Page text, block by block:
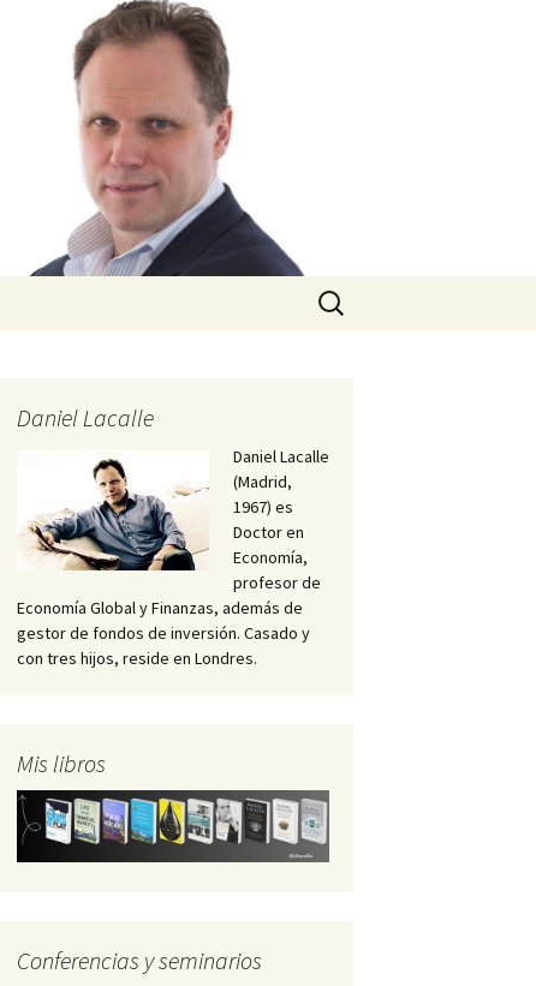
Buscar:
Daniel Lacalle
Daniel Lacalle
(Madrid,
1967) es
Doctor en
Economía,
profesor de
Economía Global y Finanzas, además de
gestor de fondos de inversión. Casado y
con tres hijos, reside en Londres.
Mis libros
Conferencias y seminarios